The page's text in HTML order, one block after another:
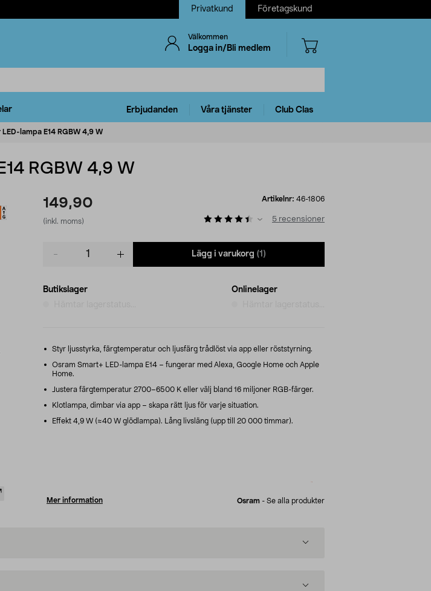
Privatkund Företagskund
Välkommen
Logga in/Bli medlem
Erbjudanden Våra tjänster Club Clas
lampa E14 RGBW 4,9 W
RGBW 4,9 W
149,90
(inkl. moms)
Artikelnr: 46-1806
5 recensioner
Lägg i varukorg (1)
Butikslager
Onlinelager
Styr ljusstyrka, färgtemperatur och ljusfärg trådlöst via app eller röststyrning.
Osram Smart+ LED-lampa E14 – fungerar med Alexa, Google Home och Apple
Home.
Justera färgtemperatur 2700–6500 K eller välj bland 16 miljoner RGB-färger.
Klotlampa, dimbar via app – skapa rätt ljus för varje situation.
Effekt 4,9 W (≈40 W glödlampa). Lång livsläng (upp till 20 000 timmar).
Mer information Osram - Se alla produkter